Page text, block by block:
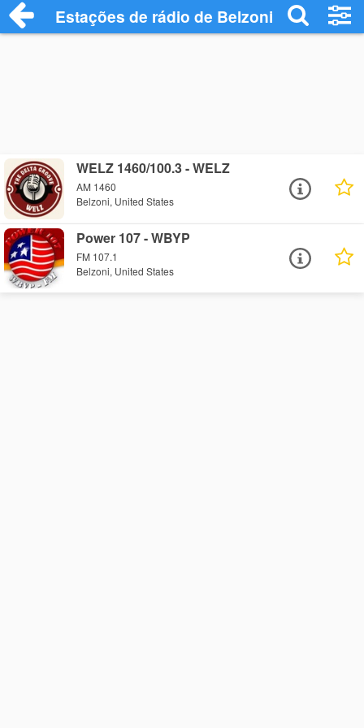
Estações de rádio de Belzoni - Ouça
WELZ 1460/100.3 - WELZ
AM 1460
Belzoni, United States
Power 107 - WBYP
FM 107.1
Belzoni, United States